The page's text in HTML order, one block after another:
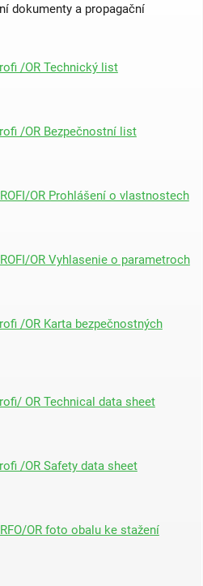
dokumenty a propagační
/OR Technický list
/OR Bezpečnostní list
OR Prohlášení o vlastnostech
OR Vyhlasenie o parametroch
/OR Karta bezpečnostných
OR Technical data sheet
/OR Safety data sheet
OR foto obalu ke stažení